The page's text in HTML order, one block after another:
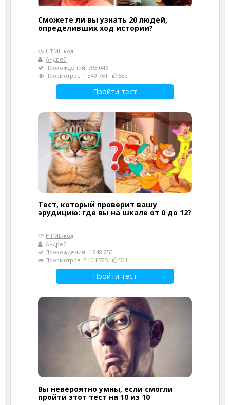
Сможете ли вы узнать 20 людей,
определивших ход истории?
HTML-код
Андрей
Прохождений: 793 046
Просмотров: 1 349 761
582
Пройти тест
Тест, который проверит вашу
эрудицию: где вы на шкале от 0 до 12?
HTML-код
Андрей
Прохождений: 1 248 250
Просмотров: 2 404 725
501
Пройти тест
Вы невероятно умны, если смогли
пройти этот тест на 10 из 10